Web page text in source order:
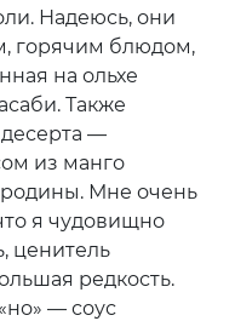
Надеюсь, они
горячим блюдом,
на ольхе
Также
—
из манго
Мне очень
я чудовищно
ценитель
редкость.
— соус